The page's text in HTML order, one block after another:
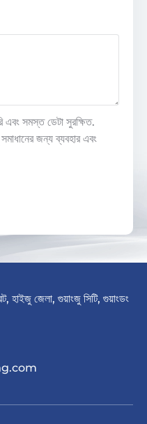
এবং সমস্ত ডেটা সুরক্ষিত.
জন্য ব্যবহার এবং
হাইজু জেলা, গুয়াংজু সিটি, গুয়াংডং